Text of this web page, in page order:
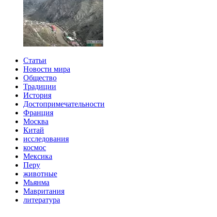
Статьи
Новости мира
Общество
Традиции
История
Достопримечательности
Франция
Москва
Китай
исследования
космос
Мексика
Перу
животные
Мьянма
Мавритания
литература